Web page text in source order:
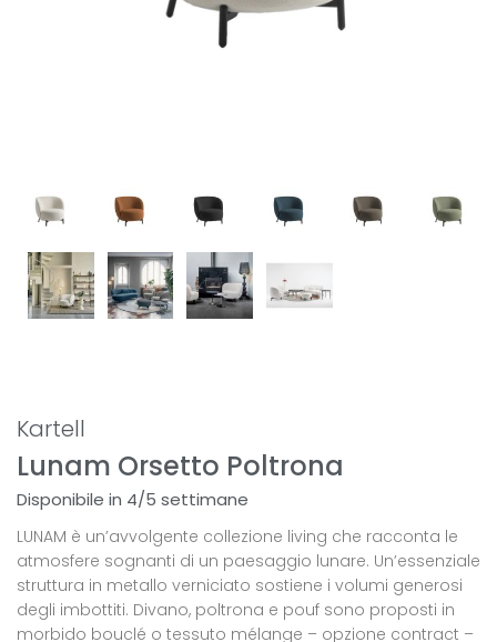
Kartell
Lunam Orsetto Poltrona
Disponibile in 4/5 settimane
LUNAM è un’avvolgente collezione living che racconta le
atmosfere sognanti di un paesaggio lunare. Un’essenziale
struttura in metallo verniciato sostiene i volumi generosi
degli imbottiti. Divano, poltrona e pouf sono proposti in
morbido bouclé o tessuto mélange – opzione contract –